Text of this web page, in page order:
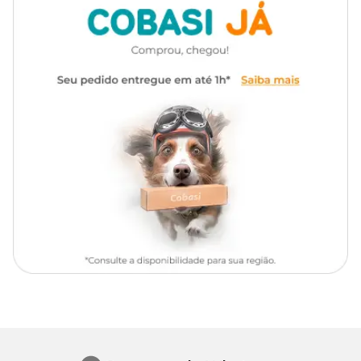
Tipo de Pet Cachorros, Gatos
shampoo
Antialérgico
O Shampoo Alergocort é bom?
Esse produto foi fabricado com o objetivo de aliviar as coceiras,
estimação. Para uma ação eficiente contra esses fatores, a Coveli
inclui em sua composição a hidrocortisona e Aloe Vera.
Usando o Alergocort Shampoo, você pode ajudar na recuperação
do crescimento dos pelos do seu pet e oferecer uma ótima
cicatrização, e muito mais.
Além disso, a Coveli é uma marca renomada e bastante
reconhecida pelo mercado brasileiro. Em caso de dúvidas, a melhor
alternativa é consultar a Alergocort Shampoo
a garantir ainda mais confiança no produto!